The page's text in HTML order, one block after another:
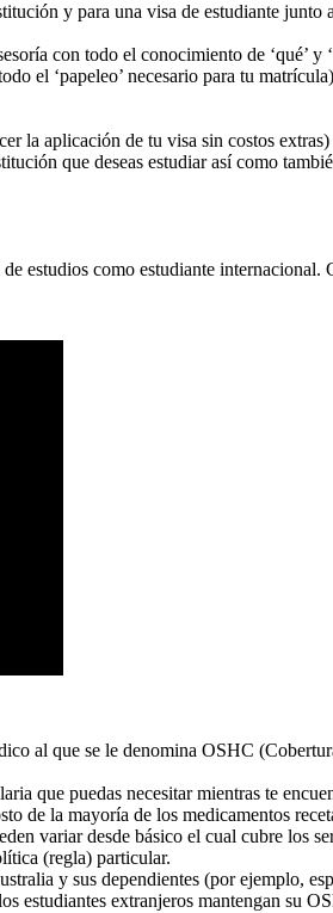
y para una visa de estudiante junto
con todo el conocimiento de ‘qué’ y
el ‘papeleo’ necesario para tu matrícula)
la aplicación de tu visa sin costos extras)
que deseas estudiar así como
estudios como estudiante internacional.
al que se le denomina OSHC
que puedas necesitar mientras te
de la mayoría de los medicamentos
variar desde básico el cual cubre los
(regla) particular.
y sus dependientes (por ejemplo,
estudiantes extranjeros mantengan su